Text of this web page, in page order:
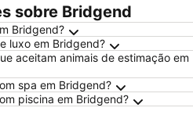
mento
sobre Bridgend
Bridgend?
luxo em Bridgend?
aceitam animais de estimação em
spa em Bridgend?
piscina em Bridgend?